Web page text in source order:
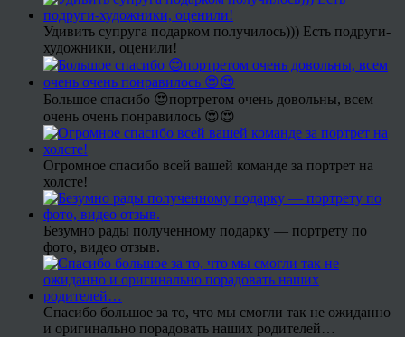
Удивить супруга подарком получилось))) Есть подруги-
художники, оценили!
Большое спасибо 😍портретом очень довольны, всем
очень очень понравилось 😍😍
Огромное спасибо всей вашей команде за портрет на
холсте!
Безумно рады полученному подарку — портрету по
фото, видео отзыв.
Спасибо большое за то, что мы смогли так не ожиданно
и оригинально порадовать наших родителей…